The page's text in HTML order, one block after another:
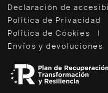
Declaración de
Política de Privacidad
Política de Cookies
Envíos y devoluciones